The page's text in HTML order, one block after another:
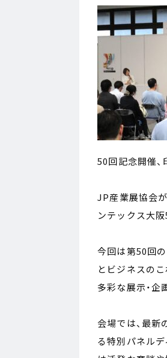
50回記念開催
JP産業展協会
ンテックス大
今回は第50回
とビジネスのこ
多彩な展示・企
会場では、最新
る特別パネル